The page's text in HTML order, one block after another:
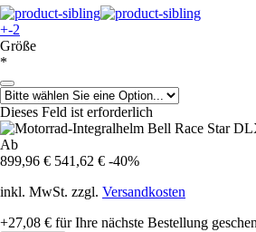
+-2
Größe
*
Dieses Feld ist erforderlich
Ab
899,96 € 541,62 € -40%
inkl. MwSt. zzgl. Versandkosten
+27,08 € für Ihre nächste Bestellung